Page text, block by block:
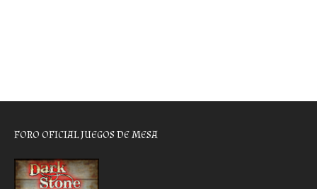
FORO OFICIAL JUEGOS DE MESA